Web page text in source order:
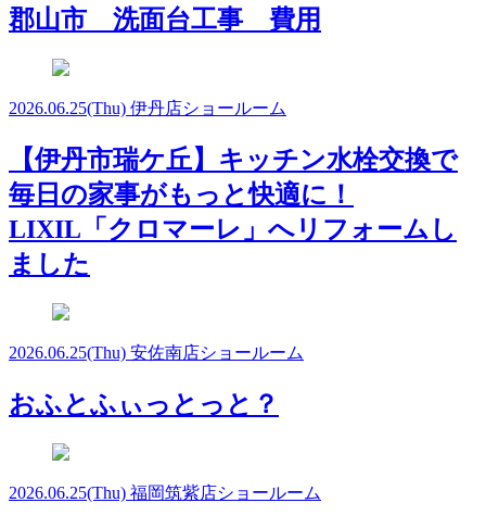
郡山市 洗面台工事 費用
2026.06.25(Thu) 伊丹店ショールーム
【伊丹市瑞ケ丘】キッチン水栓交換で
毎日の家事がもっと快適に！
LIXIL「クロマーレ」へリフォームし
ました
2026.06.25(Thu) 安佐南店ショールーム
おふとふぃっとっと？
2026.06.25(Thu) 福岡筑紫店ショールーム